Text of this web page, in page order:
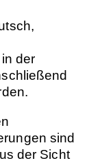
der
sind
der Sicht